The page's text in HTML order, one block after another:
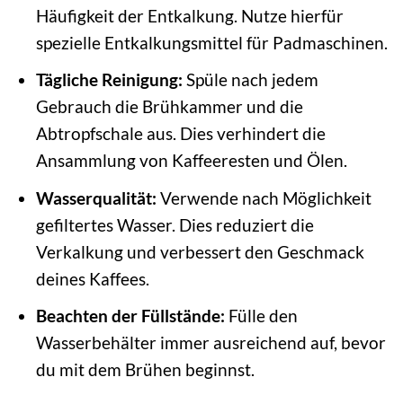
Häufigkeit der Entkalkung. Nutze hierfür
spezielle Entkalkungsmittel für Padmaschinen.
Tägliche Reinigung: Spüle nach jedem
Gebrauch die Brühkammer und die
Abtropfschale aus. Dies verhindert die
Ansammlung von Kaffeeresten und Ölen.
Wasserqualität: Verwende nach Möglichkeit
gefiltertes Wasser. Dies reduziert die
Verkalkung und verbessert den Geschmack
deines Kaffees.
Beachten der Füllstände: Fülle den
Wasserbehälter immer ausreichend auf, bevor
du mit dem Brühen beginnst.